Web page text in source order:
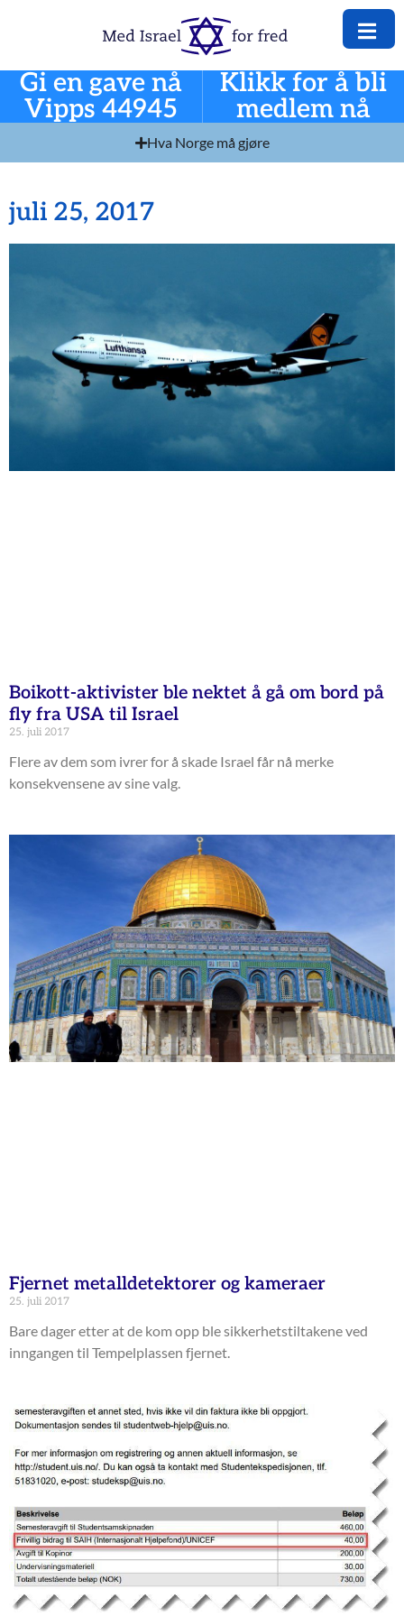
Gi en gave nå
Vipps 44945
Klikk for å bli
medlem nå
Hva Norge må gjøre
juli 25, 2017
Boikott-aktivister ble nektet å gå om bord på
fly fra USA til Israel
25. juli 2017
Flere av dem som ivrer for å skade Israel får nå merke
konsekvensene av sine valg.
Fjernet metalldetektorer og kameraer
25. juli 2017
Bare dager etter at de kom opp ble sikkerhetstiltakene ved
inngangen til Tempelplassen fjernet.